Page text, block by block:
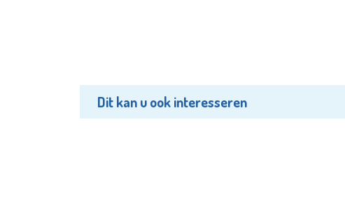
Dit kan u ook interesseren